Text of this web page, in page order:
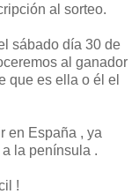
al sorteo.
sábado día 30 de
al ganador
que es ella o él el
en España , ya
la península .
!